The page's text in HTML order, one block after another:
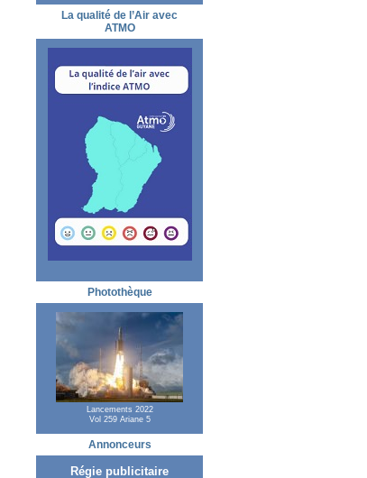
La qualité de l’Air avec
ATMO
Photothèque
Lancements 2022
Vol 259 Ariane 5
Annonceurs
Régie publicitaire